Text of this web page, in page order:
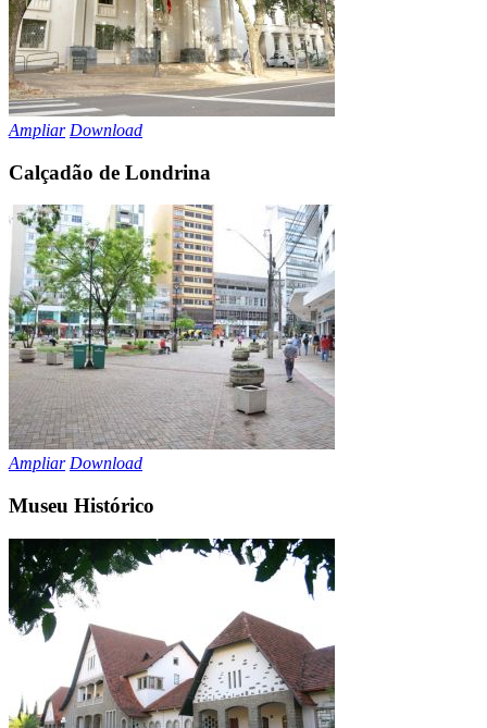
Ampliar Download
Calçadão de Londrina
Ampliar Download
Museu Histórico